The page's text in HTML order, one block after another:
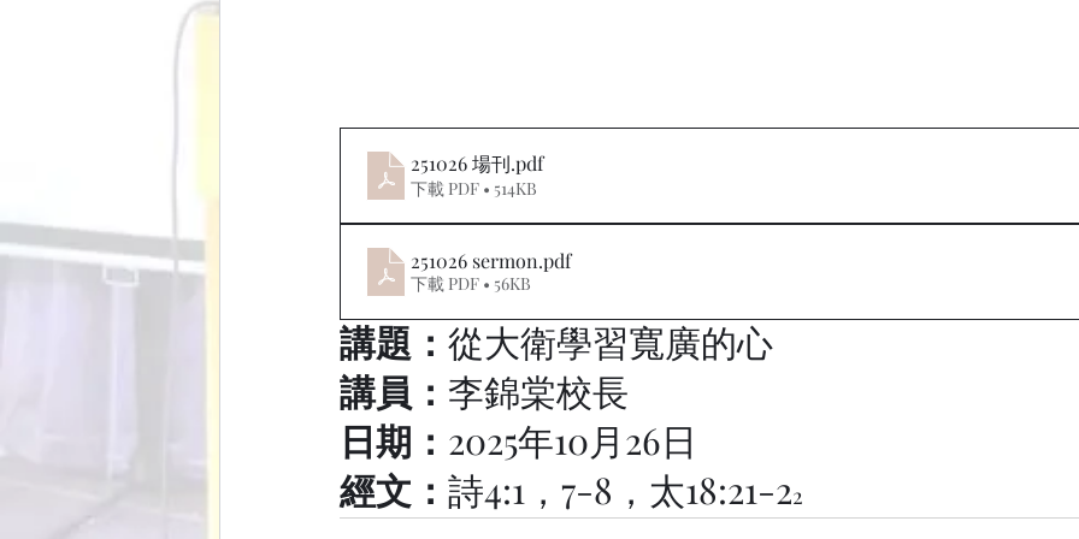
251026 場刊.pdf
下載 PDF • 514KB
251026 sermon.pdf
下載 PDF • 56KB
講題： 從大衛學習寬廣的心
講員： 李錦棠校長
日期： 2025年10月26日
經文： 詩4:1，7-8，太18:21-22